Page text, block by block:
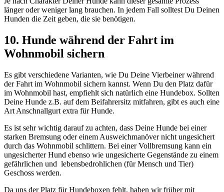
länger oder weniger lang brauchen. In jedem Fall solltest Du Deinen
Hunden die Zeit geben, die sie benötigen.
10. Hunde während der Fahrt im
Wohnmobil sichern
Es gibt verschiedene Varianten, wie Du Deine Vierbeiner während
der Fahrt im Wohnmobil sichern kannst. Wenn Du den Platz dafür
im Wohnmobil hast, empfiehlt sich natürlich eine Hundebox. Sollten
Deine Hunde z.B. auf dem Beifahrersitz mitfahren, gibt es auch eine
Art Anschnallgurt extra für Hunde.
Es ist sehr wichtig darauf zu achten, dass Deine Hunde bei einer
starken Bremsung oder einem Ausweichmanöver nicht ungesichert
durch das Wohnmobil schlittern. Bei einer Vollbremsung kann ein
ungesicherter Hund ebenso wie ungesicherte Gegenstände zu einem
gefährlichen und lebensbedrohlichen (für Mensch und Tier)
Geschoss werden.
Da uns der Platz für Hundeboxen fehlt, haben wir früher mit